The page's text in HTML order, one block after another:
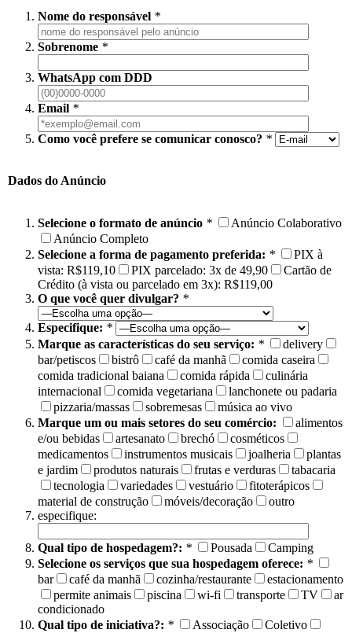
Nome do responsável *
Sobrenome *
WhatsApp com DDD
Email *
Como você prefere se comunicar conosco? *
Dados do Anúncio
Selecione o formato de anúncio *
Anúncio Colaborativo
Anúncio Completo
Selecione a forma de pagamento preferida: *
PIX à
vista: R$119,10
PIX parcelado: 3x de 49,90
Cartão de
Crédito (à vista ou parcelado em 3x): R$119,00
O que você quer divulgar? *
Especifique: *
Marque as características do seu serviço: *
delivery
bar/petiscos
bistrô café da manhã
comida caseira
comida tradicional baiana
comida rápida
culinária
internacional
comida vegetariana
lanchonete ou padaria
pizzaria/massas
sobremesas
música ao vivo
Marque um ou mais setores do seu comércio:
alimentos
e/ou bebidas
artesanato brechó
cosméticos
medicamentos
instrumentos musicais joalheria
plantas
e jardim
produtos naturais frutas e verduras
tabacaria
tecnologia
variedades vestuário
fitoterápicos
material de construção
móveis/decoração
outro
especifique:
Qual tipo de hospedagem?: * Pousada
Camping
Selecione os serviços que sua hospedagem oferece: *
bar
café da manhã cozinha/restaurante
estacionamento
permite animais
piscina wi-fi transporte TV
ar
condicionado
Qual tipo de iniciativa?: * Associação
Coletivo